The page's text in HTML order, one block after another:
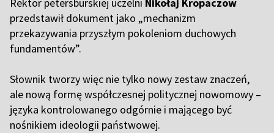
Rektor petersburskiej uczelni Nikołaj Kropaczow
przedstawił dokument jako „mechanizm
przekazywania przyszłym pokoleniom duchowych
fundamentów”.
Słownik tworzy więc nie tylko nowy zestaw znaczeń,
ale nową formę współczesnej politycznej nowomowy –
języka kontrolowanego odgórnie i mającego być
nośnikiem ideologii państwowej.